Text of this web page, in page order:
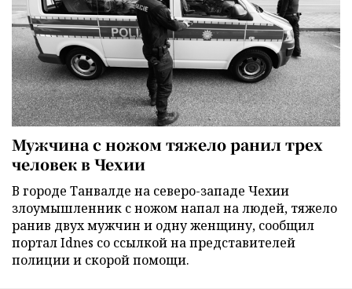
Мужчина с ножом тяжело ранил трех
человек в Чехии
В городе Танвалде на северо-западе Чехии
злоумышленник с ножом напал на людей, тяжело
ранив двух мужчин и одну женщину, сообщил
портал Idnes со ссылкой на представителей
полиции и скорой помощи.